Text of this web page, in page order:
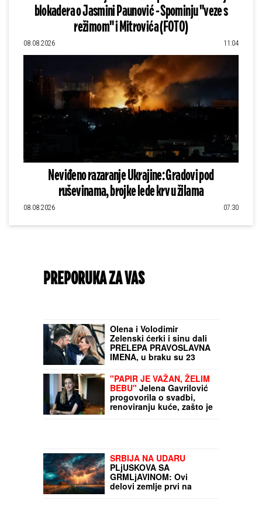
blokadera o Jasmini Paunović - Spominju "veze s
režimom" i Mitrovića (FOTO)
08.08.2026 11:04
Neviđeno razaranje Ukrajine: Gradovi pod
ruševinama, brojke lede krv u žilama
08.08.2026 07:30
PREPORUKA ZA VAS
Ovaj čovek bi mogao da postane novi
predsednik Mađarske: Stranka Tisa
nominovala svog kandidata
IMENA, u braku su 23
godine, pohađali istu
srednju školu, a da se
nisu ni poznavali, a onda
"PAPIR JE VAŽAN, ŽELIM
BEBU" Jelena Gavrilović